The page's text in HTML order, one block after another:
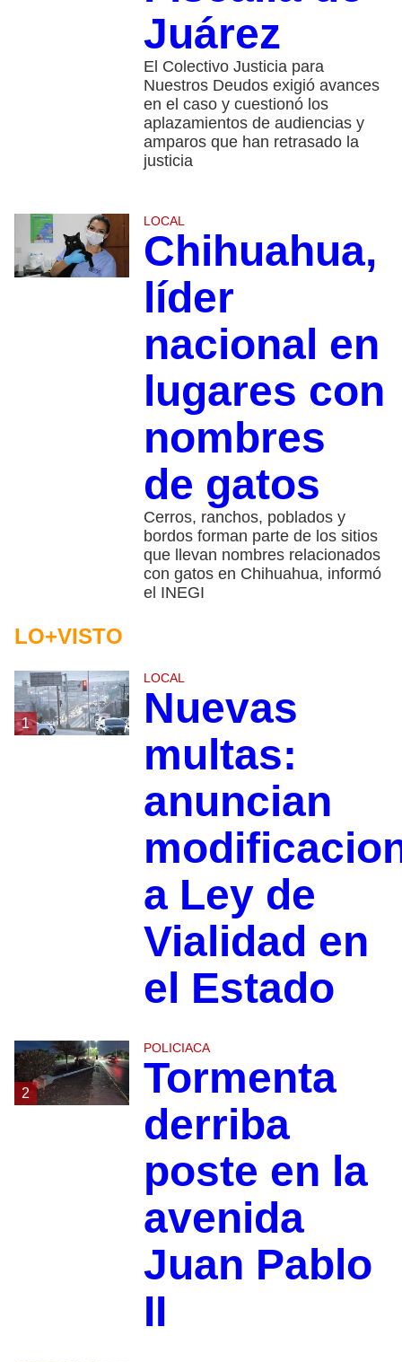
Juárez
El Colectivo Justicia para
Nuestros Deudos exigió avances
en el caso y cuestionó los
aplazamientos de audiencias y
amparos que han retrasado la
justicia
LOCAL
Chihuahua,
líder
nacional en
lugares con
nombres
de gatos
Cerros, ranchos, poblados y
bordos forman parte de los sitios
que llevan nombres relacionados
con gatos en Chihuahua, informó
el INEGI
LO+VISTO
1
LOCAL
Nuevas
multas:
anuncian
a Ley de
Vialidad en
el Estado
2
POLICIACA
Tormenta
derriba
poste en la
avenida
Juan Pablo
II